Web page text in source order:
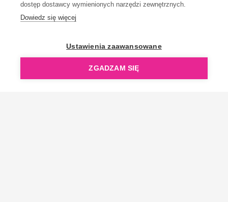
dostęp dostawcy wymienionych narzędzi zewnętrznych.
Dowiedz się więcej
Ustawienia zaawansowane
ZGADZAM SIĘ
OpenGift jest częścią ReflectGroup.